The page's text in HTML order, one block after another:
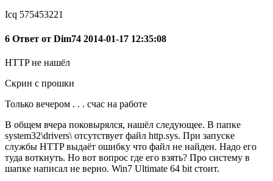
Icq 575453221
6 Ответ от Dim74 2014-01-17 12:35:08
HTTP не нашёл
Скрин с прошки
Только вечером . . . счас на работе
В общем вчера поковырялся, нашёл следующее. В папке
system32\drivers\ отсутствует файл http.sys. При запуске
службы HTTP выдаёт ошибку что файл не найден. Надо его
туда воткнуть. Но вот вопрос где его взять? Про систему в
шапке написал не верно. Win7 Ultimate 64 bit стоит.